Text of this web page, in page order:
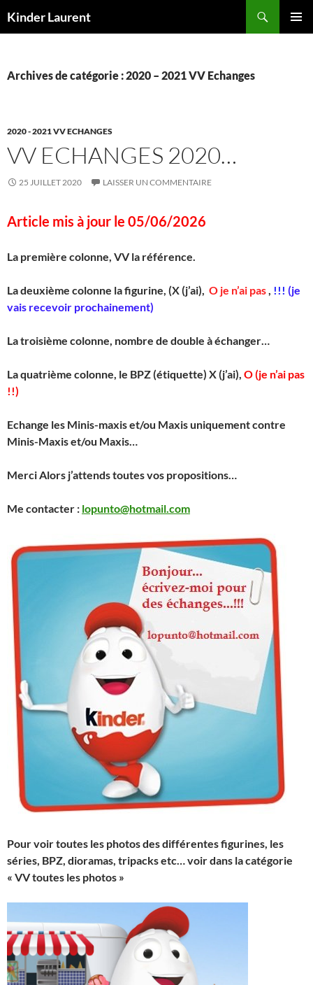
auKinder Laurent
Archives de catégorie : 2020 – 2021 VV Echanges
2020 - 2021 VV ECHANGES
VV ECHANGES 2020…
25 JUILLET 2020 LAISSER UN COMMENTAIRE
Article mis à jour le 05/06/2026
La première colonne, VV la référence.
La deuxième colonne la figurine, (X (j’ai), O je n’ai pas, !!! (je
vais recevoir prochainement)
La troisième colonne, nombre de double à échanger…
La quatrième colonne, le BPZ (étiquette) X (j’ai), O (je n’ai pas
!!)
Echange les Minis-maxis et/ou Maxis uniquement contre
Minis-Maxis et/ou Maxis…
MerciAlors j’attends toutes vos propositions…
Me contacter : lopunto@hotmail.com
Pour voir toutes les photos des différentes figurines, les
séries, BPZ, dioramas, tripacks etc… voir dans la catégorie
« VV toutes les photos »